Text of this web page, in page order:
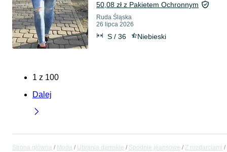
50,08 zł z Pakietem Ochronnym
Ruda Śląska
26 lipca 2026
S / 36 Niebieski
1 z 100
Dalej
Strona główna Moda Ubrania damskie Spodnie jeansowe
Z rozdarciami